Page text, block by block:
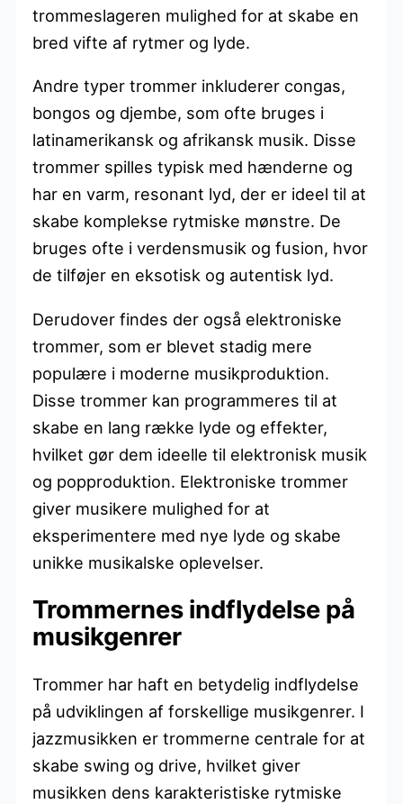
trommeslageren mulighed for at skabe en
bred vifte af rytmer og lyde.
Andre typer trommer inkluderer congas,
bongos og djembe, som ofte bruges i
latinamerikansk og afrikansk musik. Disse
trommer spilles typisk med hænderne og
har en varm, resonant lyd, der er ideel til at
skabe komplekse rytmiske mønstre. De
bruges ofte i verdensmusik og fusion, hvor
de tilføjer en eksotisk og autentisk lyd.
Derudover findes der også elektroniske
trommer, som er blevet stadig mere
populære i moderne musikproduktion.
Disse trommer kan programmeres til at
skabe en lang række lyde og effekter,
hvilket gør dem ideelle til elektronisk musik
og popproduktion. Elektroniske trommer
giver musikere mulighed for at
eksperimentere med nye lyde og skabe
unikke musikalske oplevelser.
Trommernes indflydelse på
musikgenrer
Trommer har haft en betydelig indflydelse
på udviklingen af forskellige musikgenrer. I
jazzmusikken er trommerne centrale for at
skabe swing og drive, hvilket giver
musikken dens karakteristiske rytmiske